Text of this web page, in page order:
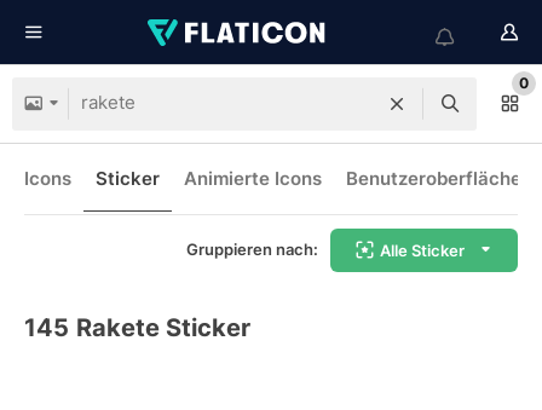
0
Icons Sticker Animierte Icons
Gruppieren nach: Alle Sticker
145 Rakete Sticker